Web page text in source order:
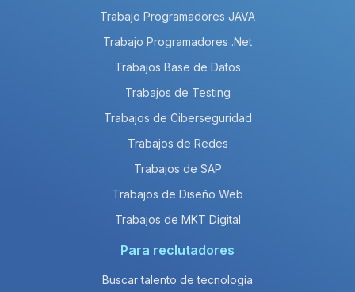
Trabajo Programadores JAVA
Trabajo Programadores .Net
Trabajos Base de Datos
Trabajos de Testing
Trabajos de Ciberseguridad
Trabajos de Redes
Trabajos de SAP
Trabajos de Diseño Web
Trabajos de MKT Digital
Para reclutadores
Buscar talento de tecnología